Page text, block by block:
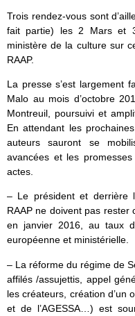
Trois rendez-vous sont
fait partie) les 2 Mars et
ministère de la culture sur
RAAP.
La presse s’est largement
Malo au mois d’octobre
Montreuil, poursuivi et
En attendant les
auteurs sauront se
avancées et les
actes.
– Le président et derrière
RAAP ne doivent pas rester
en janvier 2016, au taux
européenne et ministérielle.
– La réforme du régime de
affilés /assujettis, appel
les créateurs, création d’un
et de l’AGESSA…) est